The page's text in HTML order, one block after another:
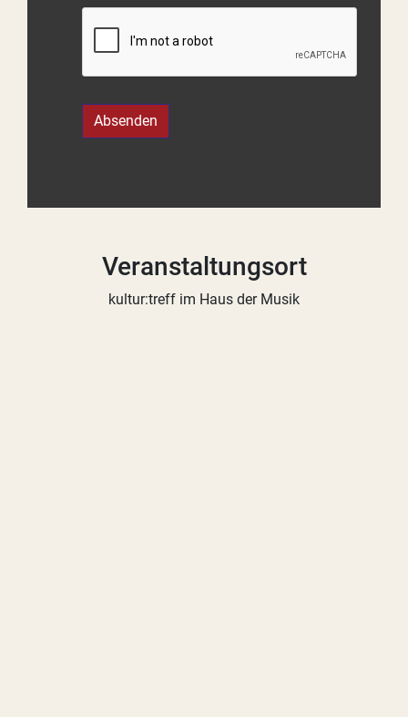
Absenden
Veranstaltungsort
kultur:treff im Haus der Musik